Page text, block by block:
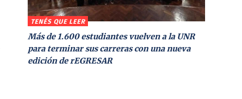
TENÉS QUE LEER
Más de 1.600 estudiantes vuelven a la UNR
para terminar sus carreras con una nueva
edición de rEGRESAR